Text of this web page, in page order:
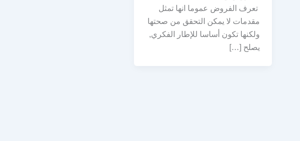
تعرف الفروض عموما انها تمثل
مقدمات لا يمكن التحقق من صحتها
ولكنها تكون أساسا للإطار الفكري,
يصلح […]